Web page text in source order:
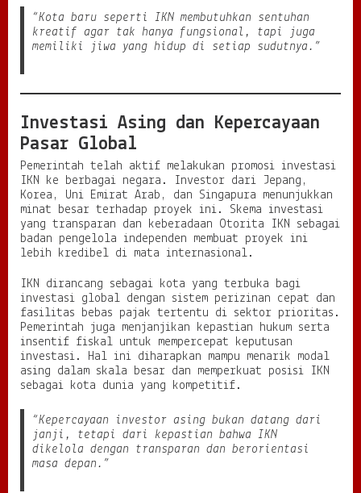
“Kota baru seperti IKN membutuhkan sentuhan
kreatif agar tak hanya fungsional, tapi juga
memiliki jiwa yang hidup di setiap sudutnya.”
Investasi Asing dan Kepercayaan
Pasar Global
Pemerintah telah aktif melakukan promosi investasi
IKN ke berbagai negara. Investor dari Jepang,
Korea, Uni Emirat Arab, dan Singapura menunjukkan
minat besar terhadap proyek ini. Skema investasi
yang transparan dan keberadaan Otorita IKN sebagai
badan pengelola independen membuat proyek ini
lebih kredibel di mata internasional.
IKN dirancang sebagai kota yang terbuka bagi
investasi global dengan sistem perizinan cepat dan
fasilitas bebas pajak tertentu di sektor prioritas.
Pemerintah juga menjanjikan kepastian hukum serta
insentif fiskal untuk mempercepat keputusan
investasi. Hal ini diharapkan mampu menarik modal
asing dalam skala besar dan memperkuat posisi IKN
sebagai kota dunia yang kompetitif.
“Kepercayaan investor asing bukan datang dari
janji, tetapi dari kepastian bahwa IKN
dikelola dengan transparan dan berorientasi
masa depan.”